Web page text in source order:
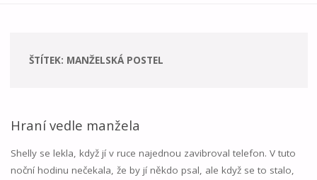
ŠTÍTEK: MANŽELSKÁ POSTEL
Hraní vedle manžela
Shelly se lekla, když jí v ruce najednou zavibroval telefon. V tuto
noční hodinu nečekala, že by jí někdo psal, ale když se to stalo,